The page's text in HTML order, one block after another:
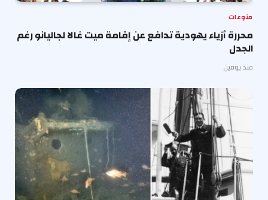
منوعات
محررة أزياء يهودية تدافع عن إقامة ميت غالا لجاليانو رغم
الجدل
منذ يومين